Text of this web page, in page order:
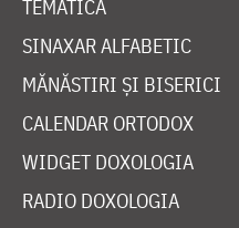
TEMATICĂ
SINAXAR ALFABETIC
MĂNĂSTIRI ȘI BISERICI
CALENDAR ORTODOX
WIDGET DOXOLOGIA
RADIO DOXOLOGIA